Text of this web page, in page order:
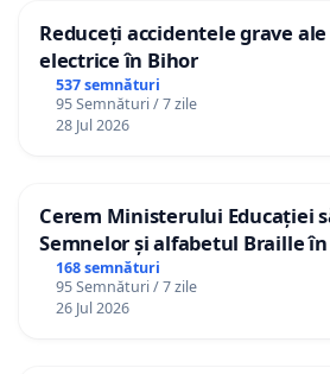
Reduceți accidentele grave
electrice în Bihor
537 semnături
95 Semnături / 7 zile
28 Jul 2026
Cerem Ministerului Educației
Semnelor și alfabetul Braille
Republica Moldova!
168 semnături
95 Semnături / 7 zile
26 Jul 2026